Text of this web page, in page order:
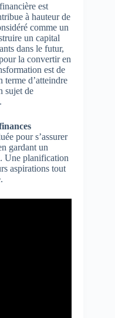
est
à hauteur de
comme un
un capital
dans le futur,
la convertir en
est de
d’atteindre
sujet de
pour s’assurer
gardant un
Une planification
aspirations tout